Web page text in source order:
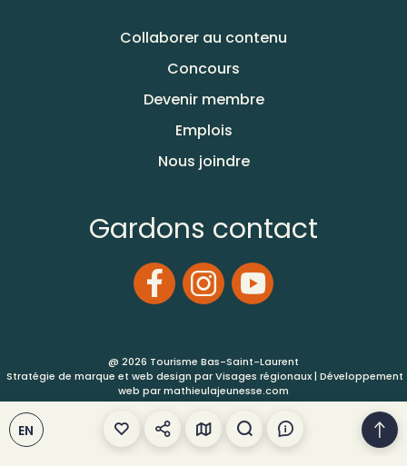
EN
Collaborer au contenu
Concours
Devenir membre
Emplois
Nous joindre
Gardons contact
@ 2026 Tourisme Bas-Saint-Laurent
Stratégie de marque et web design parVisages régionaux| Développement
web parmathieulajeunesse.com
Conditions d’utilisation
Plan de site